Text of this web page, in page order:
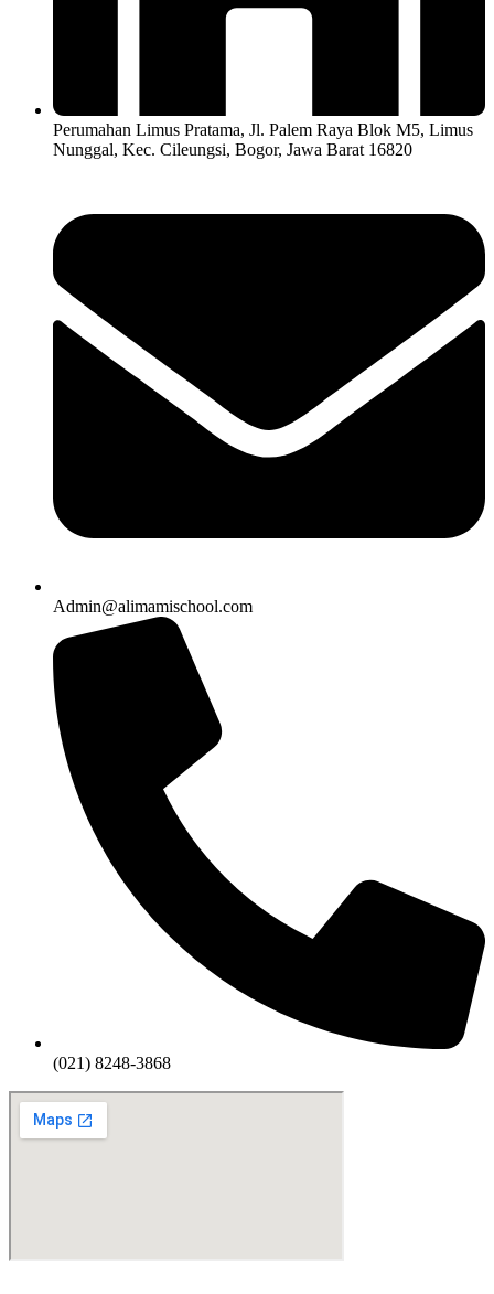
Perumahan Limus Pratama, Jl. Palem Raya Blok M5, Limus
Nunggal, Kec. Cileungsi, Bogor, Jawa Barat 16820
Admin@alimamischool.com
(021) 8248-3868